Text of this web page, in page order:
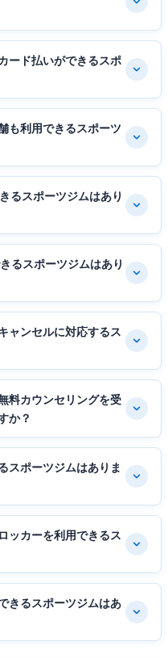
ード払いができるスポ
も利用できるスポーツ
るスポーツジムはあり
るスポーツジムはあり
ャンセルに対応するス
料カウンセリングを受
か？
スポーツジムはありま
ッカーを利用できるス
きるスポーツジムはあ